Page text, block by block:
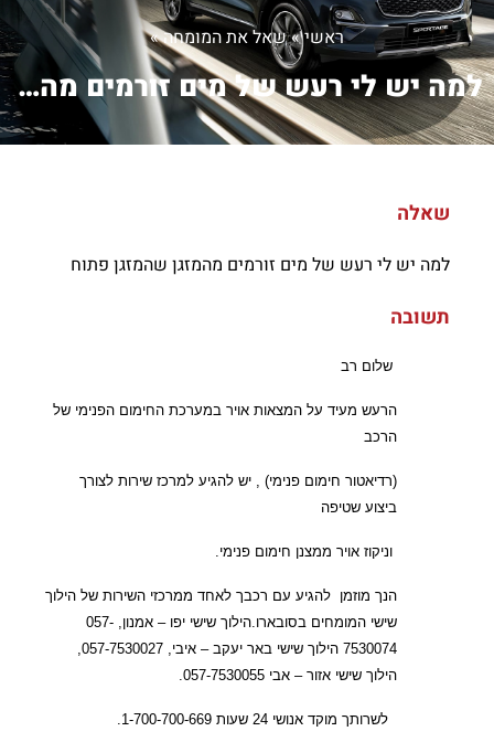
ראשי»שאל את המומחה»
למה יש לי רעש של מים זורמים מהמזגן שה...
שאלה
למה יש לי רעש של מים זורמים מהמזגן שהמזגן פתוח
תשובה
שלום רב
הרעש מעיד על המצאות אויר במערכת החימום הפנימי של
הרכב
(רדיאטור חימום פנימי) , יש להגיע למרכז שירות לצורך
ביצוע שטיפה
וניקוז אויר ממצנן חימום פנימי.
הנך מוזמן להגיע עם רכבך לאחד ממרכזי השירות של הילוך
שישי המומחים בסובארו.
הילוך שישי יפו – אמנון, 057-
7530074
הילוך שישי אזור – אבי 057-7530055.
לשרותך מוקד אנושי 24 שעות 1-700-700-669.